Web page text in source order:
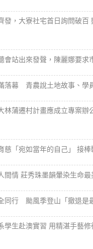
發，大寮社宅首日詢問破百
會站出來發聲，陳麗娜要求
落幕 青農說土地故事、學
林蒲遷村計畫應成立專案辦
慈「宛如當年的自己」 接棒
間情 莊秀珠墨韻暈染生命最
行 颱風季登山「撤退是最
學生赴澳實習 用精湛手藝